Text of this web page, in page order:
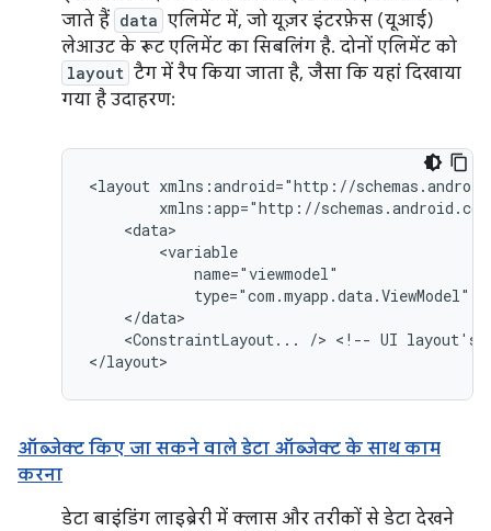
जाते हैं data एलिमेंट में, जो यूज़र इंटरफ़ेस (यूआई)
लेआउट के रूट एलिमेंट का सिबलिंग है. दोनों एलिमेंट को
layout टैग में रैप किया जाता है, जैसा कि यहां दिखाया
गया है उदाहरण:
<layout
type="com.myapp.data.ViewModel"
<ConstraintLayout...
/> <!-- UI layout's
ऑब्जेक्ट किए जा सकने वाले डेटा ऑब्जेक्ट के साथ काम
करना
डेटा बाइंडिंग लाइब्रेरी में क्लास और तरीकों से डेटा देखने